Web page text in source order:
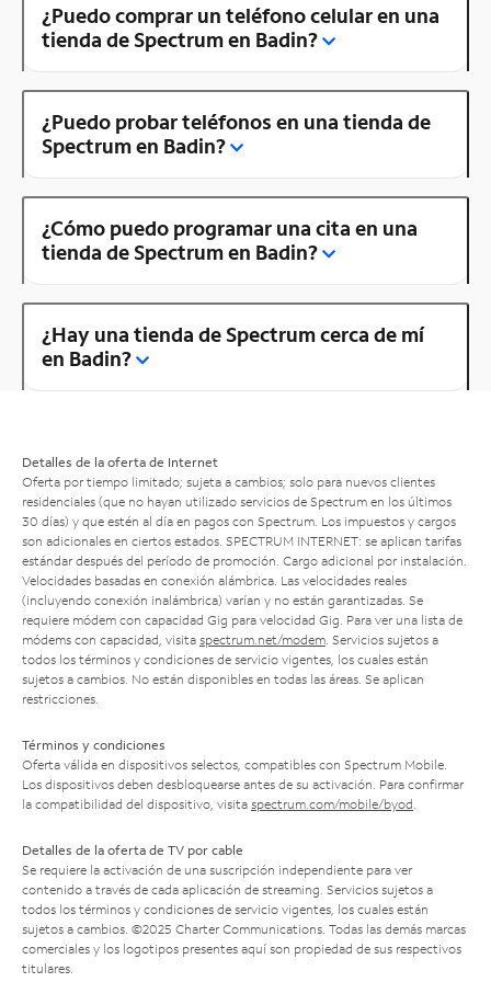
¿Puedo comprar un teléfono celular en una
tienda de Spectrum en Badin?
¿Puedo probar teléfonos en una tienda de
Spectrum en Badin?
¿Cómo puedo programar una cita en una
tienda de Spectrum en Badin?
¿Hay una tienda de Spectrum cerca de mí
en Badin?
Detalles de la oferta de Internet
Oferta por tiempo limitado; sujeta a cambios; solo para nuevos clientes
residenciales (que no hayan utilizado servicios de Spectrum en los últimos
30 días) y que estén al día en pagos con Spectrum. Los impuestos y cargos
son adicionales en ciertos estados. SPECTRUM INTERNET: se aplican tarifas
estándar después del período de promoción. Cargo adicional por instalación.
Velocidades basadas en conexión alámbrica. Las velocidades reales
(incluyendo conexión inalámbrica) varían y no están garantizadas. Se
requiere módem con capacidad Gig para velocidad Gig. Para ver una lista de
módems con capacidad, visita spectrum.net/modem . Servicios sujetos a
todos los términos y condiciones de servicio vigentes, los cuales están
sujetos a cambios. No están disponibles en todas las áreas. Se aplican
restricciones.
Términos y condiciones
Oferta válida en dispositivos selectos, compatibles con Spectrum Mobile.
Los dispositivos deben desbloquearse antes de su activación. Para confirmar
la compatibilidad del dispositivo, visita spectrum.com/mobile/byod
Detalles de la oferta de TV por cable
Se requiere la activación de una suscripción independiente para ver
contenido a través de cada aplicación de streaming. Servicios sujetos a
todos los términos y condiciones de servicio vigentes, los cuales están
sujetos a cambios. ©2025 Charter Communications. Todas las demás marcas
comerciales y los logotipos presentes aquí son propiedad de sus respectivos
titulares.